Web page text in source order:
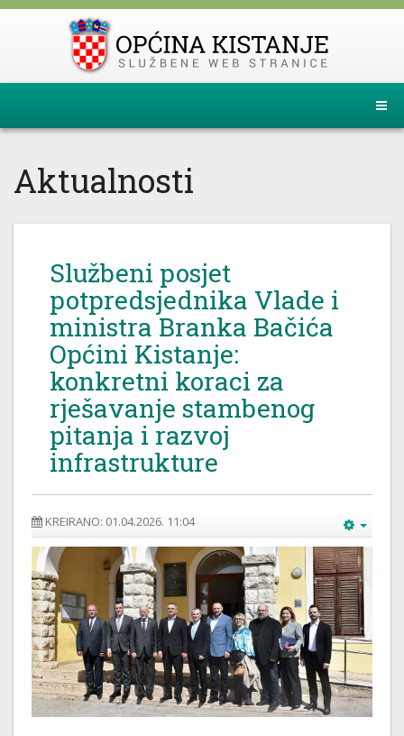
Aktualnosti
Službeni posjet
potpredsjednika Vlade i
ministra Branka Bačića
Općini Kistanje:
konkretni koraci za
rješavanje stambenog
pitanja i razvoj
infrastrukture
KREIRANO: 01.04.2026. 11:04